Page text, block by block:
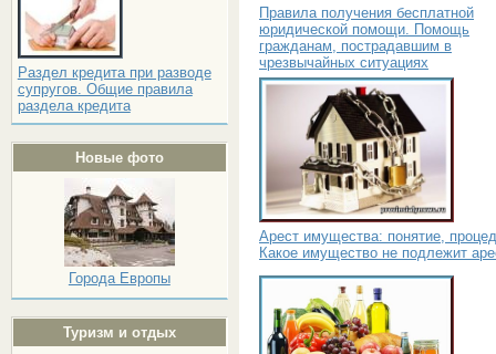
Раздел кредита при разводе
супругов. Общие правила
раздела кредита
Новые фото
Города Европы
Туризм и отдых
Правила получения бесплатной
юридической помощи. Помощь
гражданам, пострадавшим в
чрезвычайных ситуациях
Арест имущества: понятие,
Какое имущество не подлежит